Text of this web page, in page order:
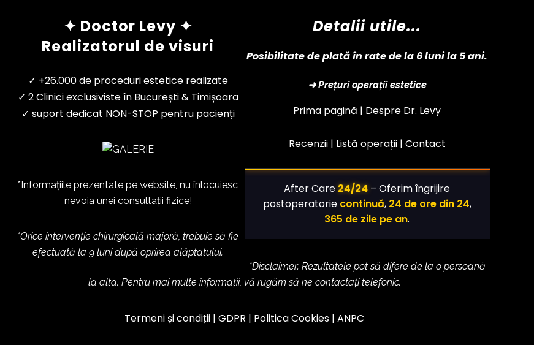
✦ Doctor Levy ✦
Realizatorul de visuri
✓ +26.000 de proceduri estetice realizate
✓ 2 Clinici exclusiviste în București & Timișoara
✓ suport dedicat NON-STOP pentru pacienți
*Informațiile prezentate pe website, nu înlocuiesc
nevoia unei consultații fizice!
*Orice intervenție chirurgicală majoră, trebuie să fie
efectuată la 9 luni după oprirea alăptatului.
Detalii utile...
Posibilitate de plată în rate de la 6 luni la 5 ani.
➜ Prețuri operații estetice
Prima pagină | Despre Dr. Levy
Recenzii | Listă operații| Contact
After Care24/24 – Oferim îngrijire
postoperatorie continuă, 24 de ore din 24,
365 de zile pe an.
*Disclaimer: Rezultatele pot să difere de la o persoană
la alta. Pentru mai multe informații, vă rugăm să ne contactați telefonic.
Termeni și condiții |GDPR | Politica Cookies |ANPC